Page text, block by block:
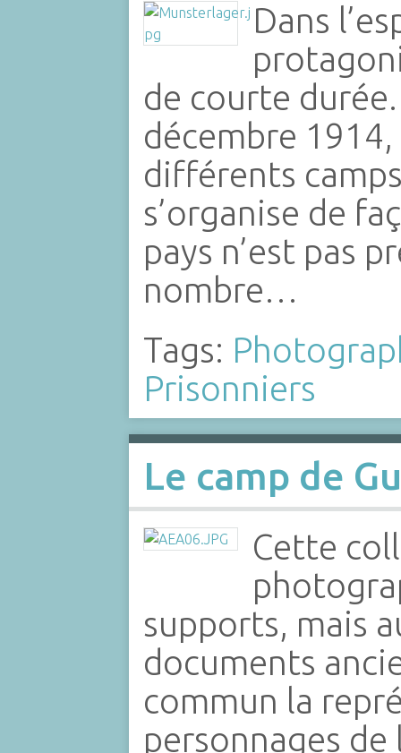
Dans
de courte
décembre
différents
s’organise de
pays n’est pas
nombre…
Tags:
Prisonniers
Le camp de
Cette
supports, mais
documents
commun la
personnages